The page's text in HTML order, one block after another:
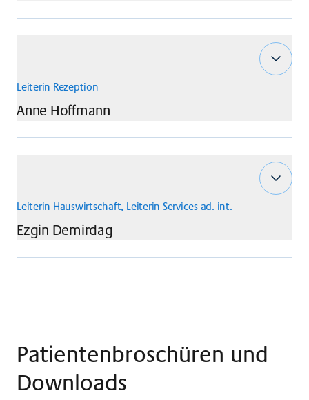
Leiterin Rezeption
Anne Hoffmann
Leiterin Hauswirtschaft, Leiterin Services ad. int.
Ezgin Demirdag
Patientenbroschüren und
Downloads